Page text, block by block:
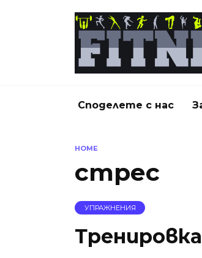
Споделете с нас
HOME
стрес
УПРАЖНЕНИЯ